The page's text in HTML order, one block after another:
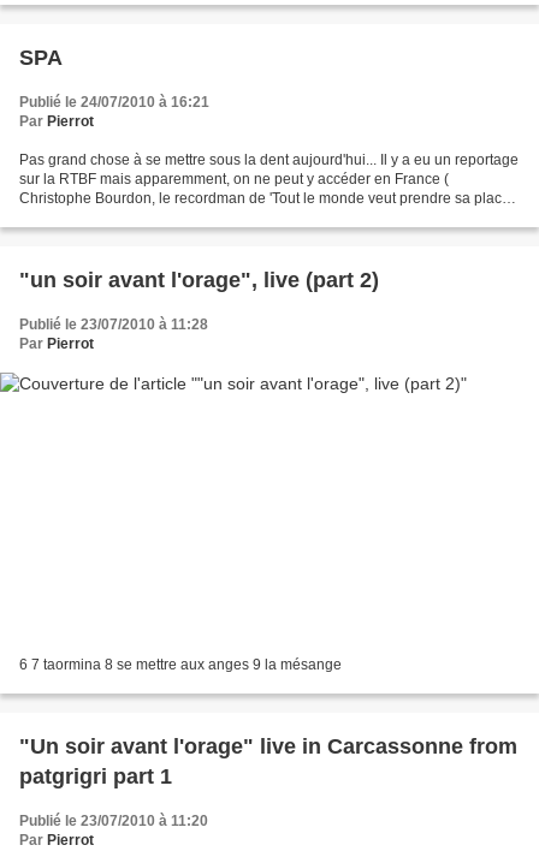
SPA
Publié le 24/07/2010 à 16:21
Par Pierrot
Pas grand chose à se mettre sous la dent aujourd'hui... Il y a eu un reportage
sur la RTBF mais apparemment, on ne peut y accéder en France (
Christophe Bourdon, le recordman de 'Tout le monde veut prendre sa place',
"un soir avant l'orage", live (part 2)
Publié le 23/07/2010 à 11:28
Par Pierrot
6 7 taormina 8 se mettre aux anges 9 la mésange
"Un soir avant l'orage" live in Carcassonne from
patgrigri part 1
Publié le 23/07/2010 à 11:20
Par Pierrot